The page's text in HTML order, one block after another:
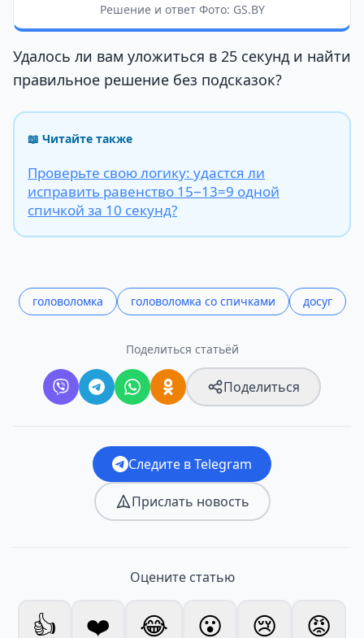
Решение и ответ Фото: GS.BY
Удалось ли вам уложиться в 25 секунд и найти
правильное решение без подсказок?
📖 Читайте также
Проверьте свою логику: удастся ли
исправить равенство 15−13=9 одной
спичкой за 10 секунд?
головоломка головоломка со спичками досуг
Поделиться статьёй
Поделиться
Следите в Telegram
Прислать новость
Оцените статью
👍 ❤️ 😂 😮 😢 😡